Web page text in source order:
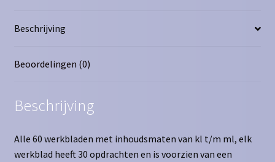
Beschrijving
Beoordelingen (0)
Beschrijving
Alle 60 werkbladen met inhoudsmaten van kl t/m ml, elk
werkblad heeft 30 opdrachten en is voorzien van een